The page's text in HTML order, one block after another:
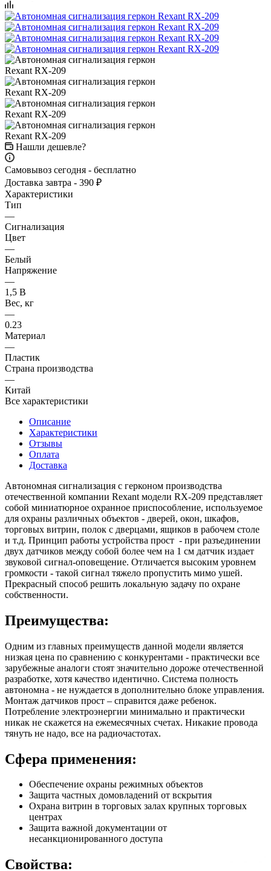
Нашли дешевле?
Самовывоз сегодня - бесплатно
Доставка завтра - 390 ₽
Характеристики
Тип
—
Сигнализация
Цвет
—
Белый
Напряжение
—
1,5 В
Вес, кг
—
0.23
Материал
—
Пластик
Страна производства
—
Китай
Все характеристики
Описание
Характеристики
Отзывы
Оплата
Доставка
Автономная сигнализация с герконом производства
отечественной компании Rexant модели RX-209 представляет
собой миниатюрное охранное приспособление, используемое
для охраны различных объектов - дверей, окон, шкафов,
торговых витрин, полок с дверцами, ящиков в рабочем столе
и т.д. Принцип работы устройства прост - при разъединении
двух датчиков между собой более чем на 1 см датчик издает
звуковой сигнал-оповещение. Отличается высоким уровнем
громкости - такой сигнал тяжело пропустить мимо ушей.
Прекрасный способ решить локальную задачу по охране
собственности.
Преимущества:
Одним из главных преимуществ данной модели является
низкая цена по сравнению с конкурентами - практически все
зарубежные аналоги стоят значительно дороже отечественной
разработке, хотя качество идентично. Система полность
автономна - не нуждается в дополнительно блоке управления.
Монтаж датчиков прост – справится даже ребенок.
Потребление электроэнергии минимально и практически
никак не скажется на ежемесячных счетах. Никакие провода
тянуть не надо, все на радиочастотах.
Сфера применения:
Обеспечение охраны режимных объектов
Защита частных домовладений от вскрытия
Охрана витрин в торговых залах крупных торговых
центрах
Защита важной документации от
несанкционированного доступа
Свойства: